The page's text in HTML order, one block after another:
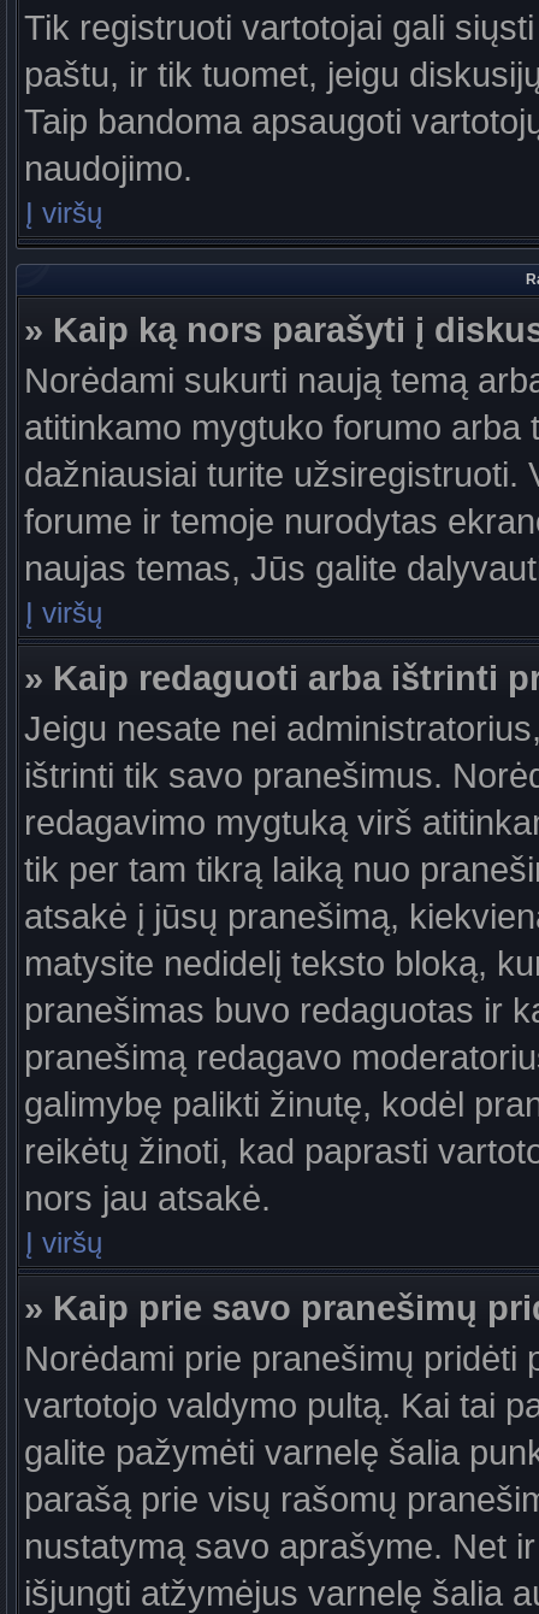
Tik registruoti vartotojai gali
paštu, ir tik tuomet, jeigu
Taip bandoma apsaugoti
naudojimo.
Į viršų
» Kaip ką nors parašyti į
Norėdami sukurti naują temą
atitinkamo mygtuko forumo
dažniausiai turite užsiregistruoti.
forume ir temoje nurodytas
naujas temas, Jūs galite
Į viršų
» Kaip redaguoti arba ištrinti
Jeigu nesate nei
ištrinti tik savo pranešimus.
redagavimo mygtuką virš
tik per tam tikrą laiką nuo
atsakė į jūsų pranešimą,
matysite nedidelį teksto bloką,
pranešimas buvo redaguotas ir
pranešimą redagavo
galimybę palikti žinutę, kodėl
reikėtų žinoti, kad paprasti
nors jau atsakė.
Į viršų
» Kaip prie savo pranešimų
Norėdami prie pranešimų pridėti
vartotojo valdymo pultą. Kai tai
galite pažymėti varnelę šalia
parašą prie visų rašomų
nustatymą savo aprašyme. Net
išjungti atžymėjus varnelę šalia